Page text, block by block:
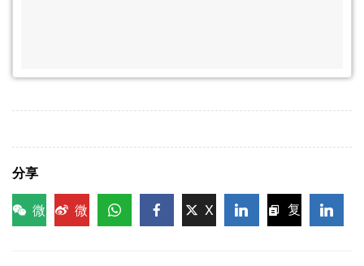
分享
微
微
X
复